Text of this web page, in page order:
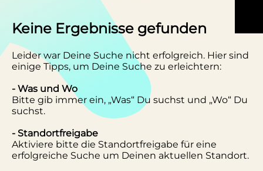
Keine Ergebnisse gefunden
Leider war Deine Suche nicht erfolgreich. Hier sind
einige Tipps, um Deine Suche zu erleichtern:
- Was und Wo
Bitte gib immer ein, „Was“ Du suchst und „Wo“ Du
suchst.
- Standortfreigabe
Aktiviere bitte die Standortfreigabe für eine
erfolgreiche Suche um Deinen aktuellen Standort.